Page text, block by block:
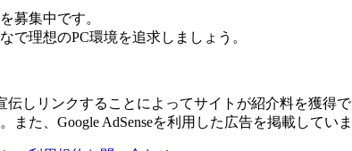
を募集中です。
で理想のPC環境を追求しましょう。
伝しリンクすることによってサイトが紹介料を獲
また、Google AdSenseを利用した広告を掲載してい